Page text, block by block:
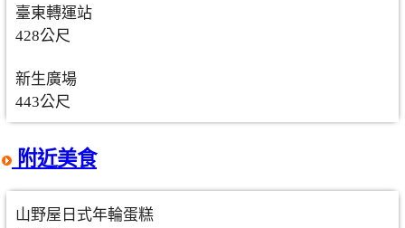
臺東轉運站
428公尺
新生廣場
443公尺
附近美食
山野屋日式年輪蛋糕